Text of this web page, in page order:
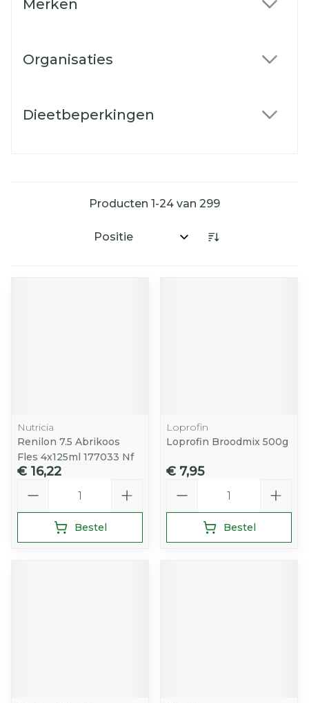
Merken
Organisaties
Dieetbeperkingen
Producten 1-24 van 299
Sorteer op:
Nutricia
Renilon 7.5 Abrikoos
Fles 4x125ml 177033 Nf
€ 16,22
Bestel
Loprofin
Loprofin Broodmix 500g
€ 7,95
Bestel